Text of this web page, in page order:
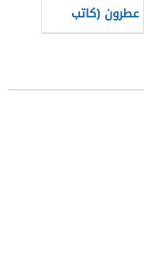
عطرون (كاتب
وباحث ومفكر